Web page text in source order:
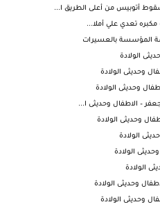
مكبره تعدي علي أملا...
المؤسسة بالعسيرات
الولادة
وحديثى الولادة
وحديثى الولادة
– الاطفال وحديثى ا...
وحديثى الولادة
الولادة
الولادة
الولادة
وحديثى الولادة
وحديثى الولادة